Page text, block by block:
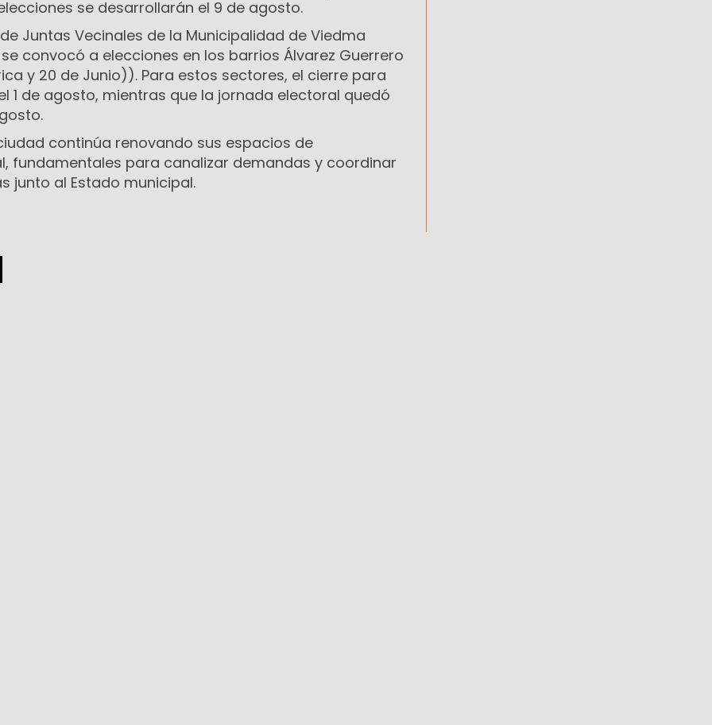
se desarrollarán el 9 de agosto.
Juntas Vecinales de la Municipalidad de Viedma
convocó a elecciones en los barrios Álvarez Guerrero
y 20 de Junio)). Para estos sectores, el cierre para
1 de agosto, mientras que la jornada electoral quedó
continúa renovando sus espacios de
fundamentales para canalizar demandas y coordinar
junto al Estado municipal.